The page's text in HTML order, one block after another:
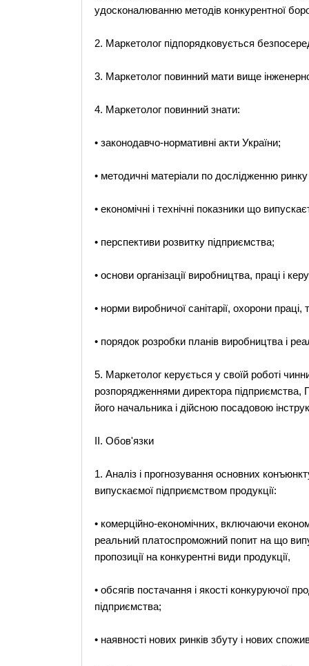
удосконалюванню методів конкурентної
2. Маркетолог підпорядковується
3. Маркетолог повинний мати вище
4. Маркетолог повинний знати:
• законодавчо-нормативні акти України;
• методичні матеріали по дослідженню
• економічні і технічні показники що
• перспективи розвитку підприємства;
• основи організації виробництва, праці і
• норми виробничої санітарії, охорони
• порядок розробки планів виробництва і
5. Маркетолог керується у своїй роботі
розпорядженнями директора підприємства,
його начальника і дійсною посадовою
II. Обов'язки
1. Аналіз і прогнозування основних
випускаємої підприємством продукції:
• комерційно-економічних, включаючи
реальний платоспроможний попит на що
пропозиції на конкурентні види продукції,
• обсягів постачання і якості конкуруючої
підприємства;
• наявності нових ринків збуту і нових